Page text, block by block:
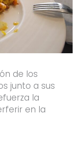
de los
junto a sus
la
en la